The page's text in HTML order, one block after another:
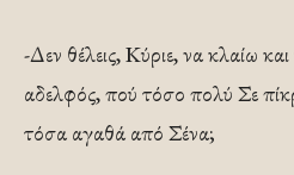
-Δεν θέλεις, Κύριε, να κλαίω
αδελφός, πού τόσο πολύ Σε
τόσα αγαθά από Σένα;